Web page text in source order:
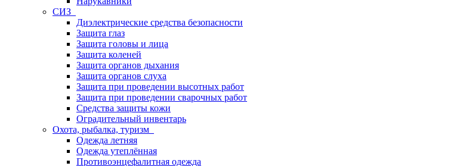
СИЗ
Диэлектрические средства безопасности
Защита глаз
Защита головы и лица
Защита коленей
Защита органов дыхания
Защита органов слуха
Защита при проведении высотных работ
Защита при проведении сварочных работ
Средства защиты кожи
Оградительный инвентарь
Охота, рыбалка, туризм
Одежда летняя
Одежда утеплённая
Противоэнцефалитная одежда